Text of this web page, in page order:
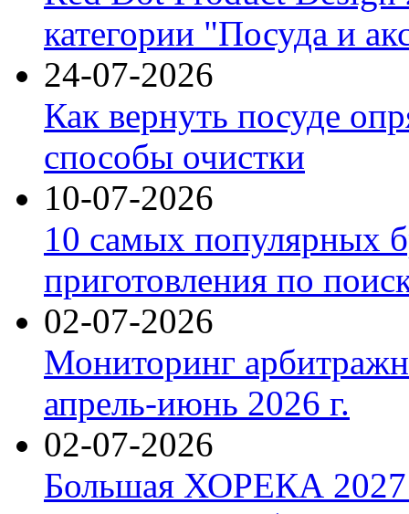
категории "Посуда и
24-07-2026
Как вернуть посуде
способы очистки
10-07-2026
10 самых популярных
приготовления по
02-07-2026
Мониторинг
апрель-июнь 2026 г.
02-07-2026
Большая ХОРЕКА 2027: